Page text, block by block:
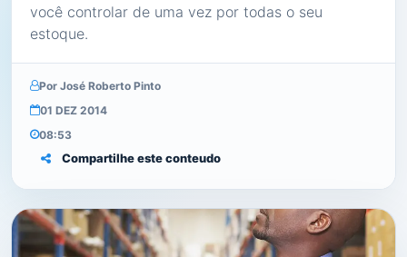
você controlar de uma vez por todas o seu
estoque.
Por José Roberto Pinto
01 DEZ 2014
08:53
Compartilhe este conteudo